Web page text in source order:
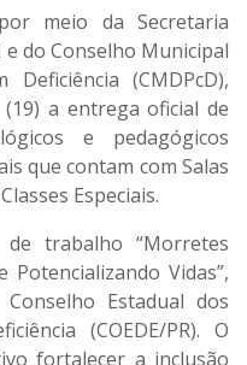
meio da Secretaria
e do Conselho Municipal
(CMDPcD),
a entrega oficial de
e pedagógicos
que contam com Salas
Especiais.
trabalho “Morretes
Potencializando Vidas”,
Estadual dos
(COEDE/PR). O
fortalecer a inclusão